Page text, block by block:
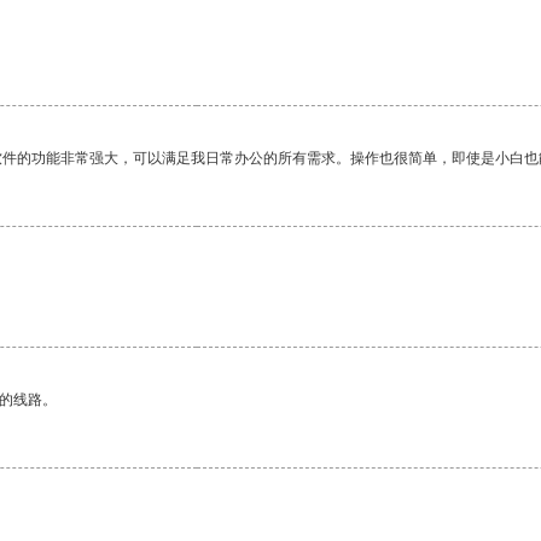
的功能非常强大，可以满足我日常办公的所有需求。操作也很简单，即使是小白
线路。